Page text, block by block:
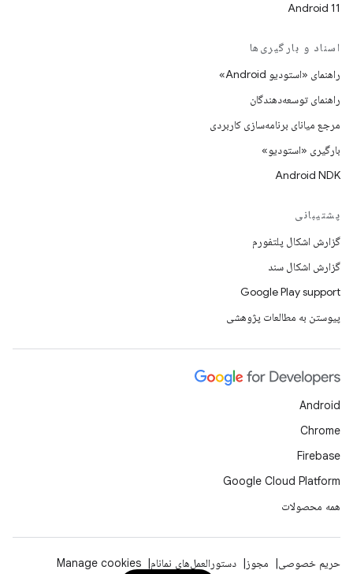
Android 11
اسناد و بارگیری‌ها
راهنمای «استودیو Android»
راهنمای توسعه‌دهندگان
مرجع میانای برنامه‌سازی کاربردی
بارگیری «استودیو»
Android NDK
پشتیبانی
گزارش اشکال پلتفورم
گزارش اشکال سند
Google Play support
پیوستن به مطالعات پژوهشی
Android
Chrome
Firebase
Google Cloud Platform
همه محصولات
حریم خصوصی مجوز دستورالعمل‌های نمانام Manage cookies